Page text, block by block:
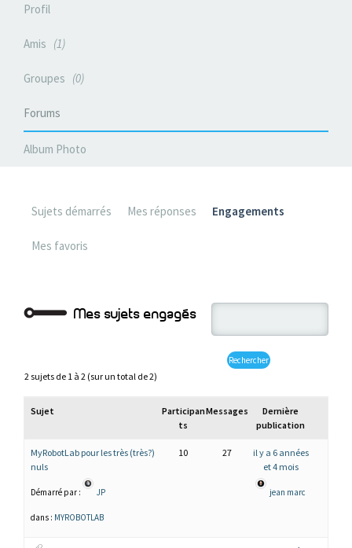
Profil
Amis 1
Groupes 0
Forums
Album Photo
Sujets démarrés Mes réponses Engagements
Mes favoris
Mes sujets engagés
2 sujets de 1 à 2 (sur un total de 2)
Sujet
Participan
ts
Messages
Dernière
publication
MyRobotLab pour les très (très?)
nuls
Démarré par : JP
dans : MYROBOTLAB
10 27
il y a 6 années
et 4 mois
jean marc